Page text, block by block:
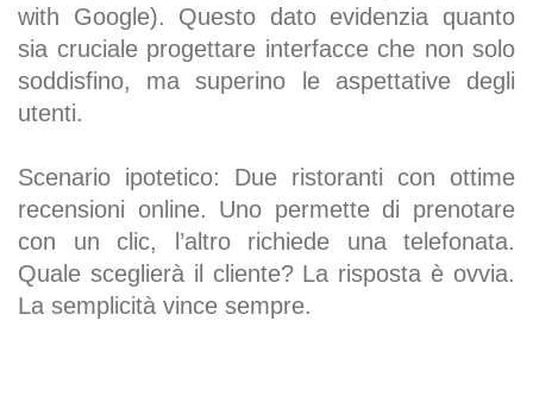
with Google). Questo dato evidenzia quanto
sia cruciale progettare interfacce che non solo
soddisfino, ma superino le aspettative degli
utenti.
Scenario ipotetico: Due ristoranti con ottime
recensioni online. Uno permette di prenotare
con un clic, l’altro richiede una telefonata.
Quale sceglierà il cliente? La risposta è ovvia.
La semplicità vince sempre.